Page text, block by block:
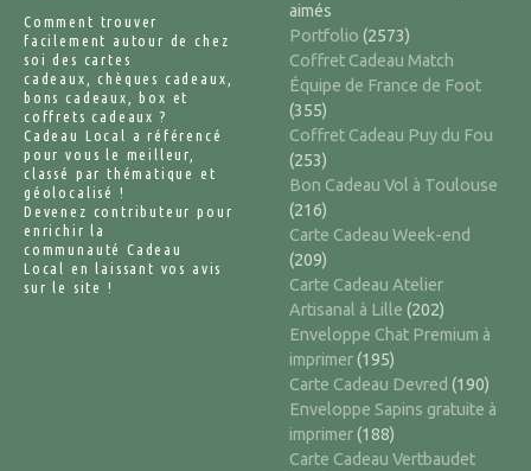
Comment trouver
facilement autour de chez
soi des cartes
cadeaux, chèques cadeaux,
bons cadeaux, box et
coffrets cadeaux ?
Cadeau Local a référencé
pour vous le meilleur,
classé par thématique et
géolocalisé !
Devenez contributeur pour
enrichir la
communauté Cadeau
Local en laissant vos avis
sur le site !
aimés
Portfolio (2573)
Coffret Cadeau Match
Équipe de France de Foot
(355)
Coffret Cadeau Puy du Fou
(253)
Bon Cadeau Vol à Toulouse
(216)
Carte Cadeau Week-end
(209)
Carte Cadeau Atelier
Artisanal à Lille (202)
Enveloppe Chat Premium à
imprimer(195)
Carte Cadeau Devred (190)
Enveloppe Sapins gratuite à
imprimer(188)
Carte Cadeau Vertbaudet